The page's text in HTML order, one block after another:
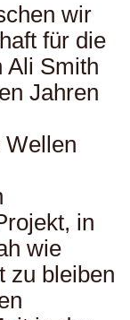
wir
für die
Ali Smith
Jahren
Wellen
in
wie
zu bleiben